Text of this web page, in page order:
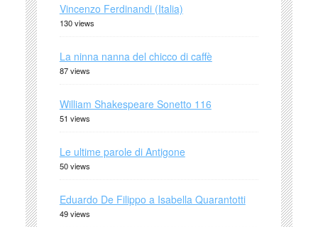
Vincenzo Ferdinandi (Italia)
130 views
La ninna nanna del chicco di caffè
87 views
William Shakespeare Sonetto 116
51 views
Le ultime parole di Antigone
50 views
Eduardo De Filippo a Isabella Quarantotti
49 views